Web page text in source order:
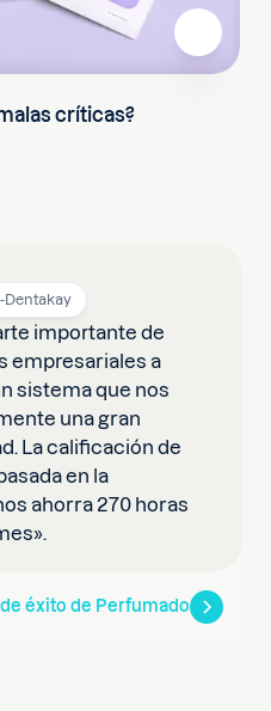
críticas?
importante de
empresariales a
sistema que nos
una gran
La calificación de
en la
ahorra 270 horas
-Dentakay
éxito de Perfumado